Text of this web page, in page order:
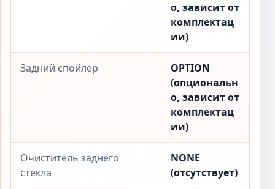
о, зависит от
комплектац
ии)
Задний спойлер
OPTION
(опциональн
о, зависит от
комплектац
ии)
Очиститель заднего
стекла
NONE
(отсутствует)